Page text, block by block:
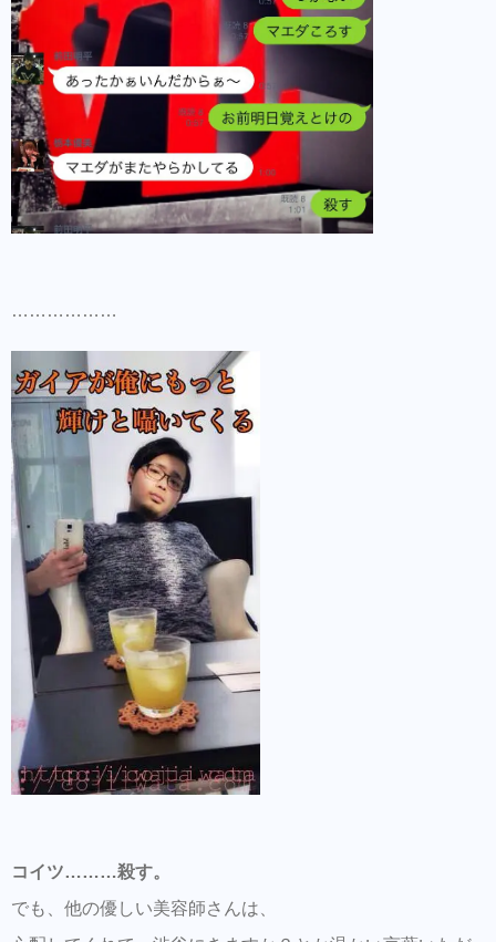
………………
コイツ………殺す。
でも、他の優しい美容師さんは、